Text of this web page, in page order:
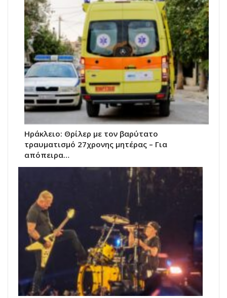
Ηράκλειο: Θρίλερ με τον βαρύτατο
τραυματισμό 27χρονης μητέρας – Για
απόπειρα…